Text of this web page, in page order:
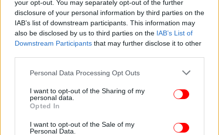
your opt-out. You may separately opt-out of the further
disclosure of your personal information by third parties on the
IAB’s list of downstream participants. This information may
also be disclosed by us to third parties on the IAB’s List of
Downstream Participants that may further disclose it to other
Please note that this website/app uses one or more Google
not limited to your visit or usage behaviour. You may click to
grant or deny consent to Google and its third-party tags to
use your data for below specified purposes in below Google
consent section.
Personal Data Processing Opt Outs
I want to opt-out of the Sharing of my
personal data.
Opted In
I want to opt-out of the Sale of my
Personal Data.
Συγκλονίζουν οι φωτογραφίες της Μπόχμαν με τα
παιδιά Κούρδων που ζουν στα χαλάσματα του
πολέμου.